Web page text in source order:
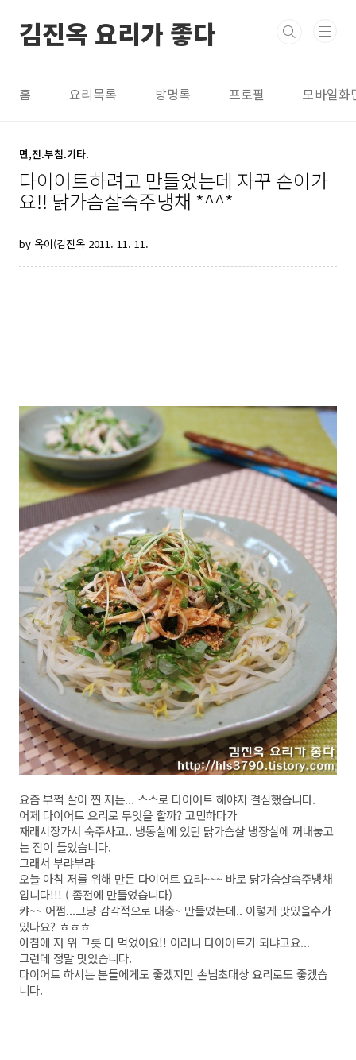
김진옥 요리가 좋다
홈 요리목록 방명록 프로필 모바일화
면,전.부침.기타.
다이어트하려고 만들었는데 자꾸 손이가
요!! 닭가슴살숙주냉채 *^^*
by 옥이(김진옥 2011. 11. 11.
요즘 부쩍 살이 찐 저는... 스스로 다이어트 해야지 결심했습니다.
어제 다이어트 요리로 무엇을 할까? 고민하다가
재래시장가서 숙주사고.. 냉동실에 있던 닭가슴살 냉장실에 꺼내놓고
는 잠이 들었습니다.
그래서 부랴부랴
오늘 아침 저를 위해 만든 다이어트 요리~~~ 바로 닭가슴살숙주냉채
입니다!!! ( 좀전에 만들었습니다)
캬~~ 어쩜...그냥 감각적으로 대충~ 만들었는데.. 이렇게 맛있을수가
있나요? ㅎㅎㅎ
아침에 저 위 그릇 다 먹었어요!! 이러니 다이어트가 되냐고요...
그런데 정말 맛있습니다.
다이어트 하시는 분들에게도 좋겠지만 손님초대상 요리로도 좋겠습
니다.